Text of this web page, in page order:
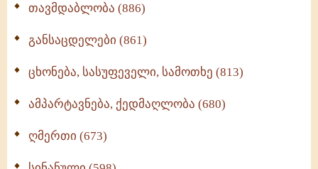
თავმდაბლობა (886)
განსაცდელები (861)
ცხონება, სასუფეველი, სამოთხე (813)
ამპარტავნება, ქედმაღლობა (680)
ღმერთი (673)